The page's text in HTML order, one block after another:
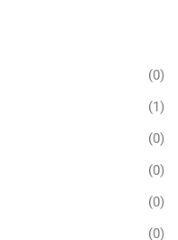
(0)
(1)
(0)
(0)
(0)
(0)